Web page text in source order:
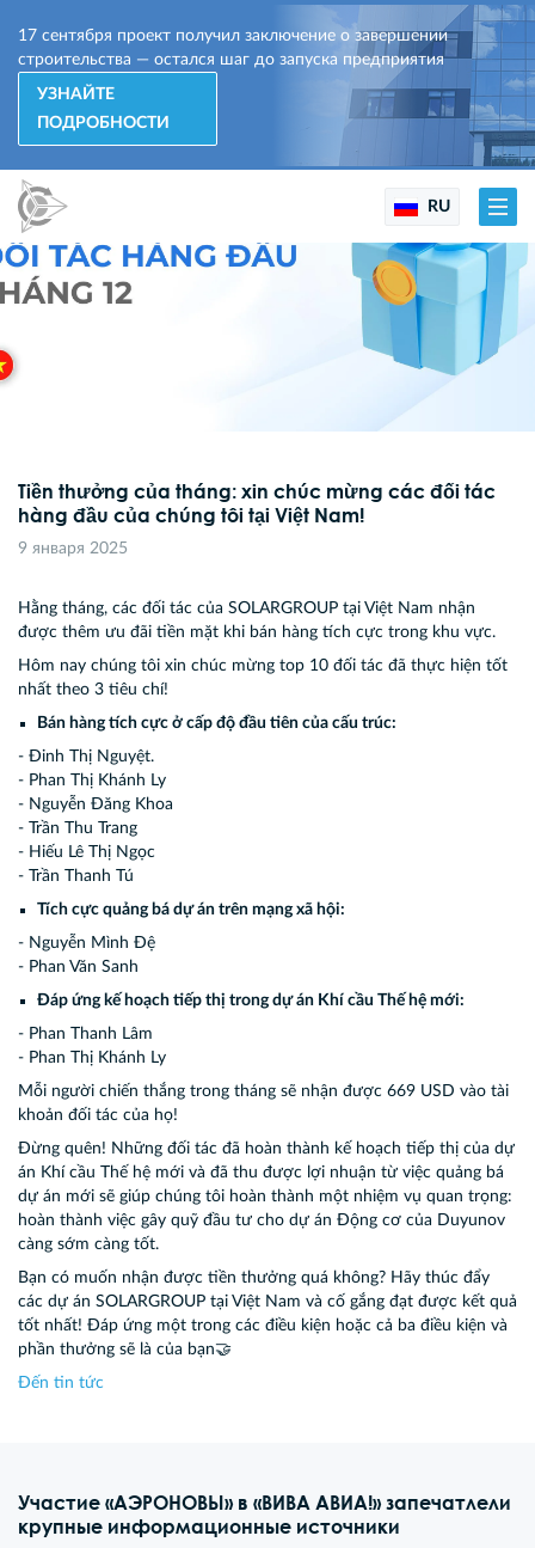
17 сентября проект получил заключение о завершении
строительства — остался шаг до запуска предприятия
УЗНАЙТЕ
ПОДРОБНОСТИ
RU
Tiền thưởng của tháng: xin chúc mừng các đối tác
hàng đầu của chúng tôi tại Việt Nam!
9 января 2025
Hằng tháng, các đối tác của SOLARGROUP tại Việt Nam nhận
được thêm ưu đãi tiền mặt khi bán hàng tích cực trong khu vực.
Hôm nay chúng tôi xin chúc mừng top 10 đối tác đã thực hiện tốt
nhất theo 3 tiêu chí!
Bán hàng tích cực ở cấp độ đầu tiên của cấu trúc:
- Đinh Thị Nguyệt.
- Phan Thị Khánh Ly
- Nguyễn Đăng Khoa
- Trần Thu Trang
- Hiếu Lê Thị Ngọc
- Trần Thanh Tú
Tích cực quảng bá dự án trên mạng xã hội:
- Nguyễn Mình Đệ
- Phan Văn Sanh
Đáp ứng kế hoạch tiếp thị trong dự án Khí cầu Thế hệ mới:
- Phan Thanh Lâm
- Phan Thị Khánh Ly
Mỗi người chiến thắng trong tháng sẽ nhận được 669 USD vào tài
khoản đối tác của họ!
Đừng quên! Những đối tác đã hoàn thành kế hoạch tiếp thị của dự
án Khí cầu Thế hệ mới và đã thu được lợi nhuận từ việc quảng bá
dự án mới sẽ giúp chúng tôi hoàn thành một nhiệm vụ quan trọng:
hoàn thành việc gây quỹ đầu tư cho dự án Động cơ của Duyunov
càng sớm càng tốt.
Bạn có muốn nhận được tiền thưởng quá không? Hãy thúc đẩy
các dự án SOLARGROUP tại Việt Nam và cố gắng đạt được kết quả
tốt nhất! Đáp ứng một trong các điều kiện hoặc cả ba điều kiện và
phần thưởng sẽ là của bạn🤝
Đến tin tức
Участие «АЭРОНОВЫ» в «ВИВА АВИА!» запечатлели
крупные информационные источники